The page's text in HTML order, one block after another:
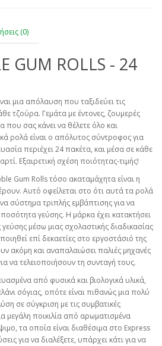
(0)
GUM ROLLS - 24
μια απόλαυση που ταξιδεύει τις
τζούρα. Γεμάτα με έντονες, ζουμερές
που σας κάνει να θέλετε όλο και
ρολά είναι ο απόλυτος σύντροφος για
περιέχει 24 πακέτα, και μέσα σε κάθε
Εξαιρετική σχέση ποιότητας-τιμής!
Gum Rolls τόσο ακαταμάχητα είναι η
Αυτό οφείλεται στο ότι αυτά τα ρολά
σύστημα τριπλής εμβάπτισης για να
γεύσης. Η μάρκα έχει κατακτήσει
γεύσης μέσω μιας σχολαστικής διαδικασίας
επί δεκαετίες στο εργοστάσιό της
ακόμη και αναπαλαιώσει παλιές μηχανές
να τελειοποιήσουν τη συνταγή τους.
από φυσικά και βιολογικά υλικά,
σόγιας, οπότε είναι πιθανώς μια πολύ
σε σύγκριση με τις συμβατικές
μεγάλη ποικιλία από αρωματισμένα
τα οποία είναι διαθέσιμα στο Express
για να διαλέξετε, υπάρχει κάτι για να